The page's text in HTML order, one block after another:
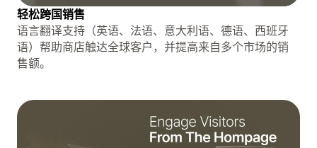
轻松跨国销售
语言翻译支持（英语、法语、意大利语、德语、西班牙
语）帮助商店触达全球客户，并提高来自多个市场的销
售额。